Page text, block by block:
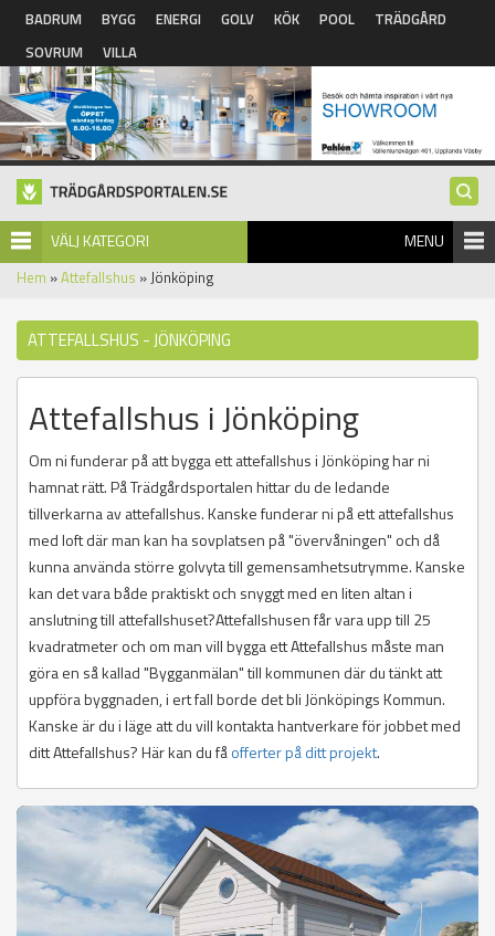
Hoppa till huvudinnehåll
BADRUM BYGG ENERGI GOLV KÖK POOL
TRÄDGÅRD
SOVRUM
VILLA
VÄLJ KATEGORI MENU
Hem »Attefallshus » Jönköping
ATTEFALLSHUS - JÖNKÖPING
Attefallshus i Jönköping
Om ni funderar på att bygga ett attefallshus i Jönköping har ni
hamnat rätt. På Trädgårdsportalen hittar du de ledande
tillverkarna av attefallshus. Kanske funderar ni på ett attefallshus
med loft där man kan ha sovplatsen på "övervåningen" och då
kunna använda större golvyta till gemensamhetsutrymme. Kanske
kan det vara både praktiskt och snyggt med en liten altan i
anslutning till attefallshuset?Attefallshusen får vara upp till 25
kvadratmeter och om man vill bygga ett Attefallshus måste man
göra en så kallad "Bygganmälan" till kommunen där du tänkt att
uppföra byggnaden, i ert fall borde det bli Jönköpings Kommun.
Kanske är du i läge att du vill kontakta hantverkare för jobbet med
ditt Attefallshus? Här kan du fåofferter på ditt projekt.